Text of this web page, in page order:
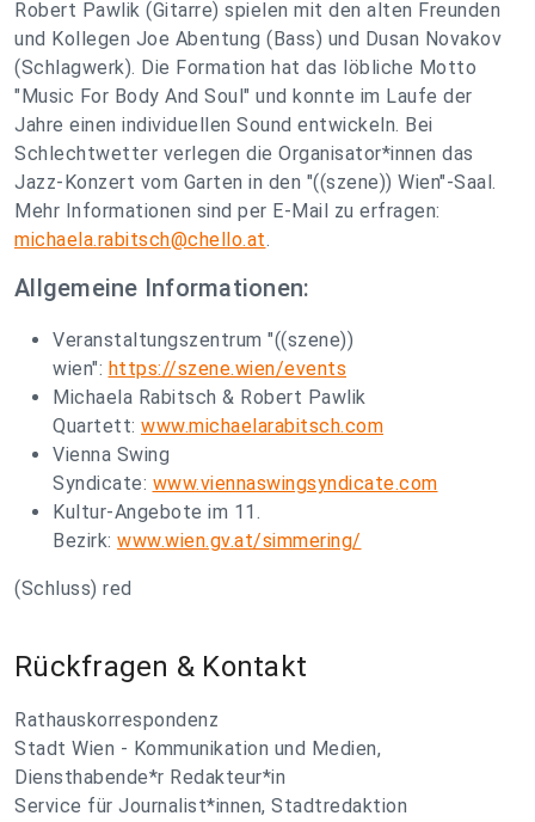
Robert Pawlik (Gitarre) spielen mit den alten Freunden
und Kollegen Joe Abentung (Bass) und Dusan Novakov
(Schlagwerk). Die Formation hat das löbliche Motto
"Music For Body And Soul" und konnte im Laufe der
Jahre einen individuellen Sound entwickeln. Bei
Schlechtwetter verlegen die Organisator*innen das
Jazz-Konzert vom Garten in den "((szene)) Wien"-Saal.
Mehr Informationen sind per E-Mail zu erfragen:
michaela.rabitsch@chello.at.
Allgemeine Informationen:
Veranstaltungszentrum "((szene))
wien": https://szene.wien/events
Michaela Rabitsch & Robert Pawlik
Quartett: www.michaelarabitsch.com
Vienna Swing
Syndicate: www.viennaswingsyndicate.com
Kultur-Angebote im 11.
Bezirk: www.wien.gv.at/simmering/
(Schluss) red
Rückfragen & Kontakt
Rathauskorrespondenz
Stadt Wien - Kommunikation und Medien,
Diensthabende*r Redakteur*in
Service für Journalist*innen, Stadtredaktion